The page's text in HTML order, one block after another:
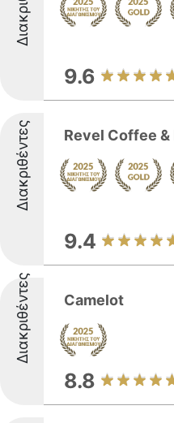
9.6
Διακριθέντες Revel Coffee &
9.4
Διακριθέντες Camelot
8.8